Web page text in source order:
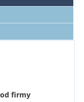
firmy